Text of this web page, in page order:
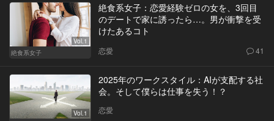
Vol.1
絶食系女子
絶食系女子：恋愛経験ゼロの女を、3回目
のデートで家に誘ったら…。男が衝撃を受
けたあるコト
恋愛 41
Vol.1
2025年のワークスタイル：AIが支配する社
会。そして僕らは仕事を失う！？
恋愛